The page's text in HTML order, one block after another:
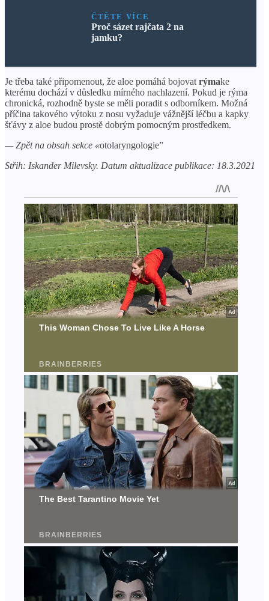
ČTĚTE VÍCE
Proč sázet rajčata 2 na
jamku?
Je třeba také připomenout, že aloe pomáhá bojovat rýmake
kterému dochází v důsledku mírného nachlazení. Pokud je rýma
chronická, rozhodně byste se měli poradit s odborníkem. Možná
příčina takového výtoku z nosu vyžaduje vážnější léčbu a kapky
šťávy z aloe budou prostě dobrým pomocným prostředkem.
— Zpět na obsah sekce «otolaryngologie”
Střih: Iskander Milevsky. Datum aktualizace publikace: 18.3.2021